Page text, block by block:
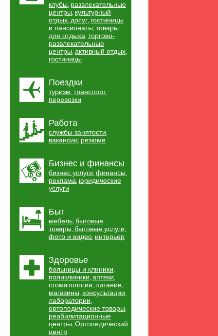
клубы, развлекательные
центры, культурный
отдых, досуг, гостиницы
и пансионаты, товары
для отдыха, торгово-
развлекательные
центры, активный отдых,
гостиницы
Поездки
туризм, транспорт,
перевозки
Работа
службы занятости,
вакансии, резюме
Бизнес и финансы
бизнес услуги, финансы,
реклама, юридические
услуги
Быт
мебель, бытовые
товары, бытовые услуги,
фото и видео, интерьер
Здоровье
больницы и клиники,
поликлиники, аптеки,
стоматологии, питание,
магазины, консультации,
лаборатории,
ортопедические товары,
реабилитационные
центры, Ортопедический
центр